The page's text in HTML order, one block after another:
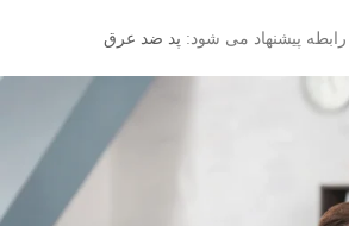
پیشنهاد می شود: پد ضد عرق